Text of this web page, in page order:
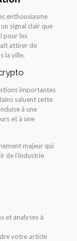
enthousiasme
signal clair que
pour les
attirer de
la ville.
importantes
saluent cette
à une
et à une
majeur qui
de l’industrie
et analyses à
votre article